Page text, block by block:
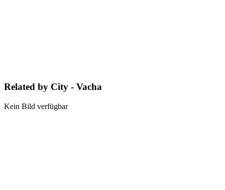
Related by City - Vacha
Kein Bild verfügbar